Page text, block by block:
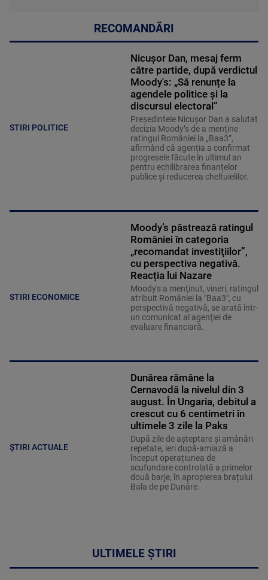
RECOMANDĂRI
STIRI POLITICE
Nicușor Dan, mesaj ferm
către partide, după verdictul
Moody's: „Să renunțe la
agendele politice şi la
discursul electoral”
Președintele Nicușor Dan a salutat
decizia Moody’s de a menține
ratingul României la „Baa3”,
afirmând că agenția a confirmat
progresele făcute în ultimul an
pentru echilibrarea finanțelor
publice și reducerea cheltuielilor.
STIRI ECONOMICE
Moody’s păstrează ratingul
României în categoria
„recomandat investiţiilor”,
cu perspectiva negativă.
Reacția lui Nazare
Moody's a menţinut, vineri, ratingul
atribuit României la "Baa3", cu
perspectivă negativă, se arată într-
un comunicat al agenţiei de
evaluare financiară.
ȘTIRI ACTUALE
Dunărea rămâne la
Cernavodă la nivelul din 3
august. În Ungaria, debitul a
crescut cu 6 centimetri în
ultimele 3 zile la Paks
După zile de așteptare și amânări
repetate, ieri după-amiază a
început operațiunea de
scufundare controlată a primelor
două barje, în apropierea brațului
Bala de pe Dunăre.
ULTIMELE ȘTIRI